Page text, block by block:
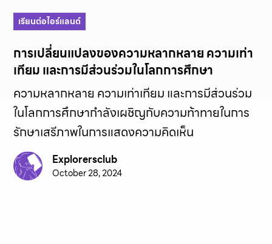
เรียนต่อไอร์แลนด์
การเปลี่ยนแปลงของความหลากหลาย ความเท่า
เทียม และการมีส่วนร่วมในโลกการศึกษา
ความหลากหลาย ความเท่าเทียม และการมีส่วนร่วม
ในโลกการศึกษากำลังเผชิญกับความท้าทายในการ
รักษาเสรีภาพในการแสดงความคิดเห็น
Explorersclub
October 28, 2024